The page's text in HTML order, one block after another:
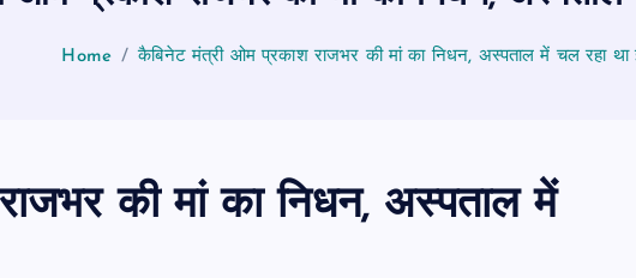
Home कैबिनेट मंत्री ओम प्रकाश राजभर की मां का निधन, अस्पताल में चल रहा था
की मां का निधन, अस्पताल में